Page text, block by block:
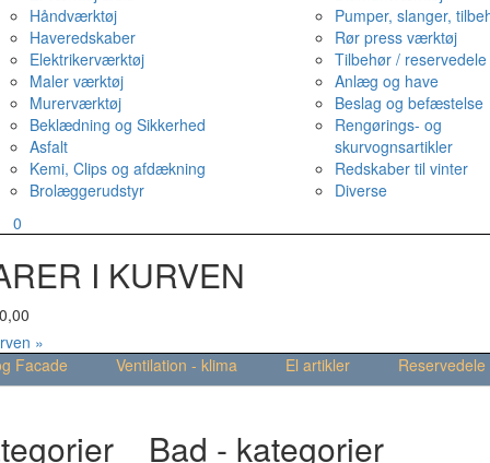
Håndværktøj
Haveredskaber
Elektrikerværktøj
Maler værktøj
Murerværktøj
Beklædning og Sikkerhed
Asfalt
Kemi, Clips og afdækning
Brolæggerudstyr
Pumper, slanger,
Rør press værktøj
Tilbehør / reservedele
Anlæg og have
Beslag og befæstelse
Rengørings- og
skurvognsartikler
Redskaber til vinter
Diverse
0
I KURVEN
0,00
»
Facade Ventilation - klima El artikler
Reservedele
Bad - kategorier